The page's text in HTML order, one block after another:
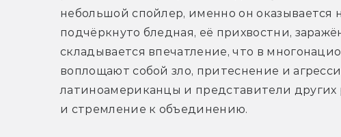
небольшой спойлер, именно он оказывается
подчёркнуто бледная, её прихвостни,
складывается впечатление, что в
воплощают собой зло, притеснение и
латиноамериканцы и представители других
и стремление к объединению.